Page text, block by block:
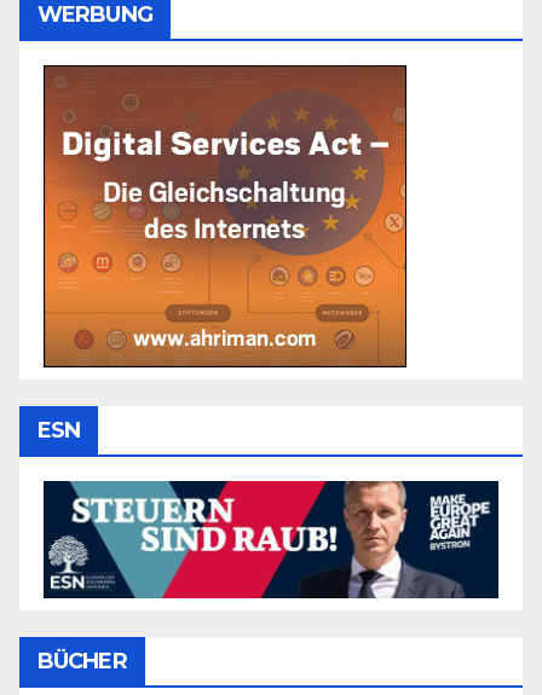
WERBUNG
ESN
BÜCHER